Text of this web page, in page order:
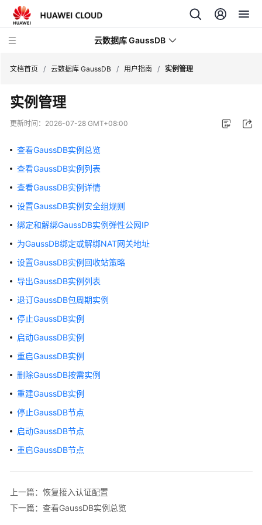
云数据库 GaussDB
最
新
态
服
务
告
品
介
绍
计
费
明
速
入
门
用
户
型
文档首页 / 云数据库 GaussDB / 用户指南 / 实例管理
实例管理
更新时间： 2026-07-28 GMT+08:00
查看GaussDB实例总览
查看GaussDB实例列表
查看GaussDB实例详情
设置GaussDB实例安全组规则
绑定和解绑GaussDB实例弹性公网IP
为GaussDB绑定或解绑NAT网关地址
设置GaussDB实例回收站策略
导出GaussDB实例列表
退订GaussDB包周期实例
停止GaussDB实例
启动GaussDB实例
重启GaussDB实例
删除GaussDB按需实例
重建GaussDB实例
停止GaussDB节点
启动GaussDB节点
重启GaussDB节点
上一篇：恢复接入认证配置
下一篇：查看GaussDB实例总览